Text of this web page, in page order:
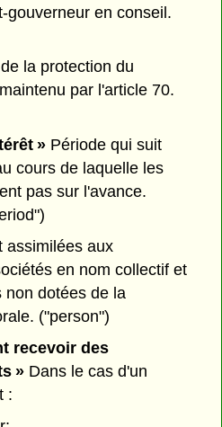
gouverneur en conseil.
la protection du
par l'article 70.
»Période qui suit
cours de laquelle les
pas sur l'avance.
assimilées aux
en nom collectif et
non dotées de la
("person")
recevoir des
» Dans le cas d'un
: